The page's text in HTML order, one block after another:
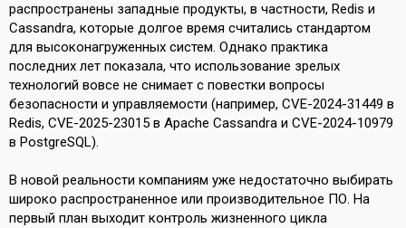
распространены западные продукты, в частности, Redis и
Cassandra, которые долгое время считались стандартом
для высоконагруженных систем. Однако практика
последних лет показала, что использование зрелых
технологий вовсе не снимает с повестки вопросы
безопасности и управляемости (например, CVE-2024-31449 в
Redis, CVE-2025-23015 в Apache Cassandra и CVE-2024-10979
в PostgreSQL).
В новой реальности компаниям уже недостаточно выбирать
широко распространенное или производительное ПО. На
первый план выходит контроль жизненного цикла